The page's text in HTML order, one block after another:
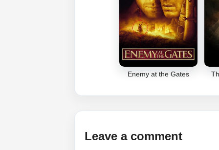
Enemy at the Gates
Leave a comment